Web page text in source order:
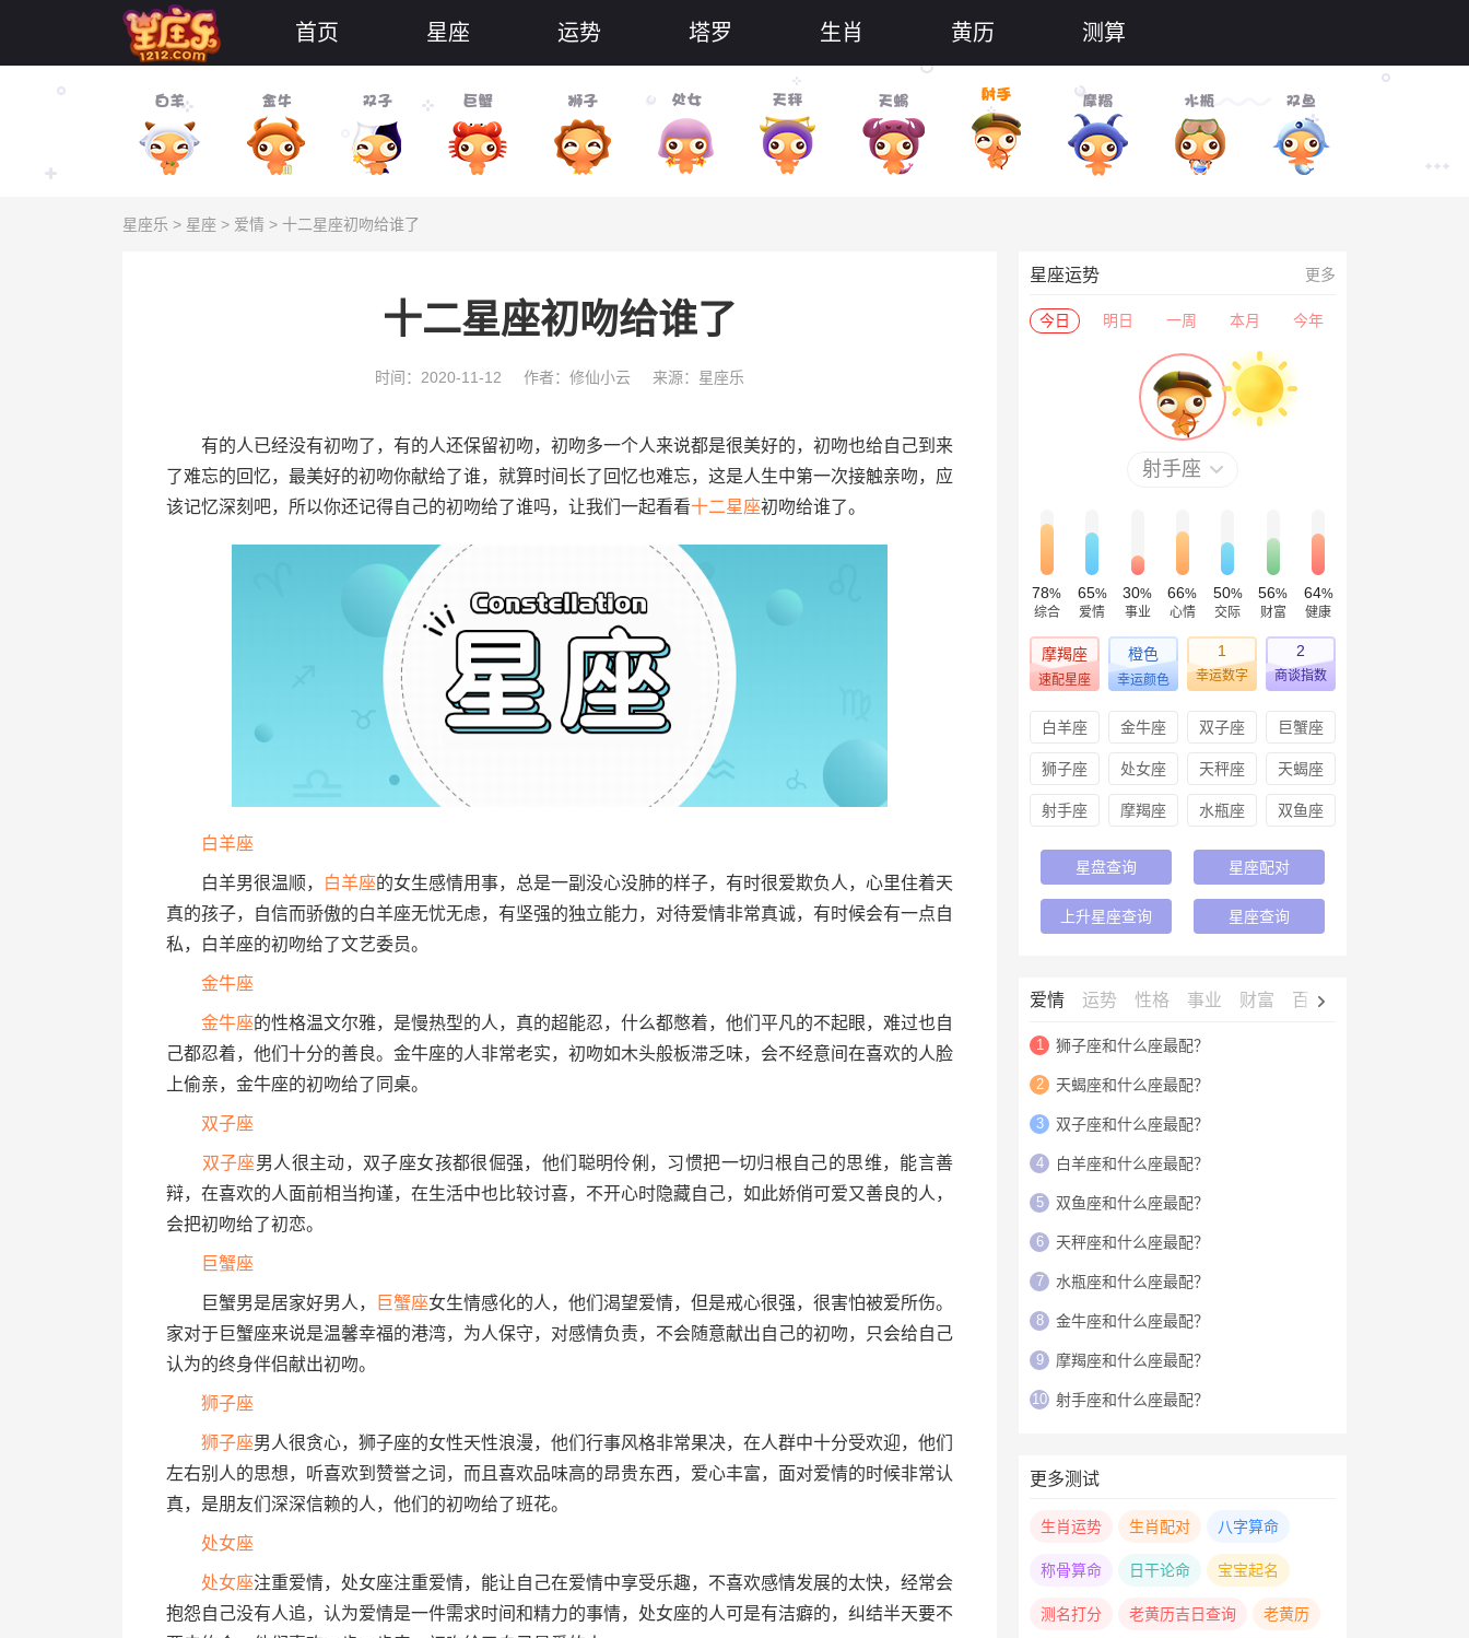
首页 星座 运势 塔罗 生肖 黄历 测算
星座乐 > 星座 > 爱情 > 十二星座初吻给谁了
十二星座初吻给谁了
时间：2020-11-12 作者：修仙小云 来源：星座乐
有的人已经没有初吻了，有的人还保留初吻，初吻多一个人来说都是很美好的，初吻也给自己到来
了难忘的回忆，最美好的初吻你献给了谁，就算时间长了回忆也难忘，这是人生中第一次接触亲吻，应
该记忆深刻吧，所以你还记得自己的初吻给了谁吗，让我们一起看看十二星座初吻给谁了。
白羊座
白羊男很温顺， 白羊座的女生感情用事，总是一副没心没肺的样子，有时很爱欺负人，心里住着天
真的孩子，自信而骄傲的白羊座无忧无虑，有坚强的独立能力，对待爱情非常真诚，有时候会有一点自
私，白羊座的初吻给了文艺委员。
金牛座
金牛座的性格温文尔雅，是慢热型的人，真的超能忍，什么都憋着，他们平凡的不起眼，难过也自
己都忍着，他们十分的善良。金牛座的人非常老实，初吻如木头般板滞乏味，会不经意间在喜欢的人脸
上偷亲，金牛座的初吻给了同桌。
双子座
双子座男人很主动，双子座女孩都很倔强，他们聪明伶俐，习惯把一切归根自己的思维，能言善
辩，在喜欢的人面前相当拘谨，在生活中也比较讨喜，不开心时隐藏自己，如此娇俏可爱又善良的人，
会把初吻给了初恋。
巨蟹座
巨蟹男是居家好男人， 巨蟹座女生情感化的人，他们渴望爱情，但是戒心很强，很害怕被爱所伤。
家对于巨蟹座来说是温馨幸福的港湾，为人保守，对感情负责，不会随意献出自己的初吻，只会给自己
认为的终身伴侣献出初吻。
狮子座
狮子座男人很贪心，狮子座的女性天性浪漫，他们行事风格非常果决，在人群中十分受欢迎，他们
左右别人的思想，听喜欢到赞誉之词，而且喜欢品味高的昂贵东西，爱心丰富，面对爱情的时候非常认
真，是朋友们深深信赖的人，他们的初吻给了班花。
处女座
处女座注重爱情，处女座注重爱情，能让自己在爱情中享受乐趣，不喜欢感情发展的太快，经常会
抱怨自己没有人追，认为爱情是一件需求时间和精力的事情，处女座的人可是有洁癖的，纠结半天要不
星座运势 更多
今日 明日 一周 本月 今年
射手座
78%
综合
65%
爱情
30%
事业
66%
心情
50%
交际
56%
财富
64%
健康
摩羯座
速配星座
橙色
幸运颜色
1
幸运数字
2
商谈指数
白羊座 金牛座 双子座 巨蟹座
狮子座 处女座 天秤座 天蝎座
射手座 摩羯座 水瓶座 双鱼座
星盘查询 星座配对
上升星座查询 星座查询
爱情 运势 性格 事业 财富 百科
1 狮子座和什么座最配？
2 天蝎座和什么座最配？
3 双子座和什么座最配？
4 白羊座和什么座最配？
5 双鱼座和什么座最配？
6 天秤座和什么座最配？
7 水瓶座和什么座最配？
8 金牛座和什么座最配？
9 摩羯座和什么座最配？
10 射手座和什么座最配？
更多测试
生肖运势 生肖配对 八字算命
称骨算命 日干论命 宝宝起名
测名打分 老黄历吉日查询 老黄历